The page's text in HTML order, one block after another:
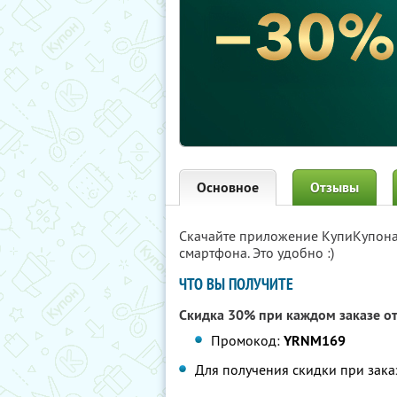
Основное Отзывы
Скачайте приложение
смартфона. Это удобно :)
ЧТО ВЫ ПОЛУЧИТЕ
Скидка 30% при каждом заказе
Промокод:YRNM169
Для получения скидки при